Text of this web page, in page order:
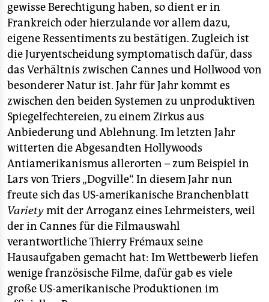
gewisse Berechtigung haben, so dient er in
Frankreich oder hierzulande vor allem dazu,
eigene Ressentiments zu bestätigen. Zugleich ist
die Juryentscheidung symptomatisch dafür, dass
das Verhältnis zwischen Cannes und Hollwood von
besonderer Natur ist. Jahr für Jahr kommt es
zwischen den beiden Systemen zu unproduktiven
Spiegelfechtereien, zu einem Zirkus aus
Anbiederung und Ablehnung. Im letzten Jahr
witterten die Abgesandten Hollywoods
Antiamerikanismus allerorten – zum Beispiel in
Lars von Triers „Dogville“. In diesem Jahr nun
freute sich das US-amerikanische Branchenblatt
Varietymit der Arroganz eines Lehrmeisters, weil
der in Cannes für die Filmauswahl
verantwortliche Thierry Frémaux seine
Hausaufgaben gemacht hat: Im Wettbewerb liefen
wenige französische Filme, dafür gab es viele
große US-amerikanische Produktionen im